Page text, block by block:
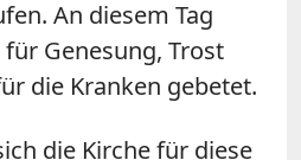
An diesem Tag
Genesung, Trost
die Kranken gebetet.
die Kirche für diese